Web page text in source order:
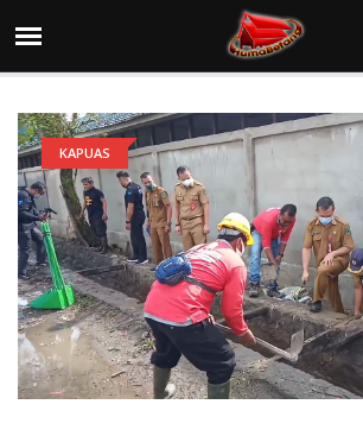
KAPUAS